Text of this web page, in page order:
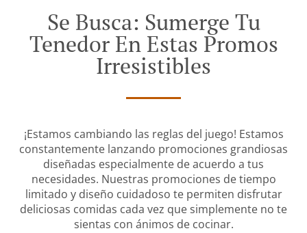
Se Busca: Sumerge Tu
Tenedor En Estas Promos
Irresistibles
¡Estamos cambiando las reglas del juego! Estamos
constantemente lanzando promociones grandiosas
diseñadas especialmente de acuerdo a tus
necesidades. Nuestras promociones de tiempo
limitado y diseño cuidadoso te permiten disfrutar
deliciosas comidas cada vez que simplemente no te
sientas con ánimos de cocinar.